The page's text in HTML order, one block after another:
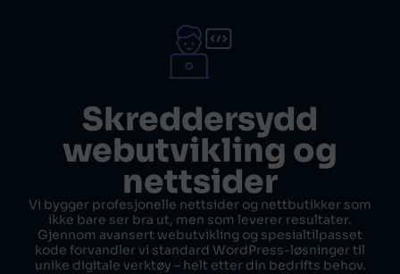
Skreddersydd
webutvikling og
nettsider
Vi bygger profesjonelle nettsider og nettbutikker som
ikke bare ser bra ut, men som leverer resultater.
Gjennom avansert webutvikling og spesialtilpasset
kode forvandler vi standard WordPress-løsninger til
unike digitale verktøy – helt etter din bedrifts behov.